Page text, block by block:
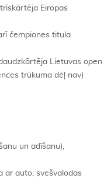
Eiropas
čempiones titula
Lietuvas open
trūkuma dēļ nav)
un adīšanu),
ar auto, svešvalodas